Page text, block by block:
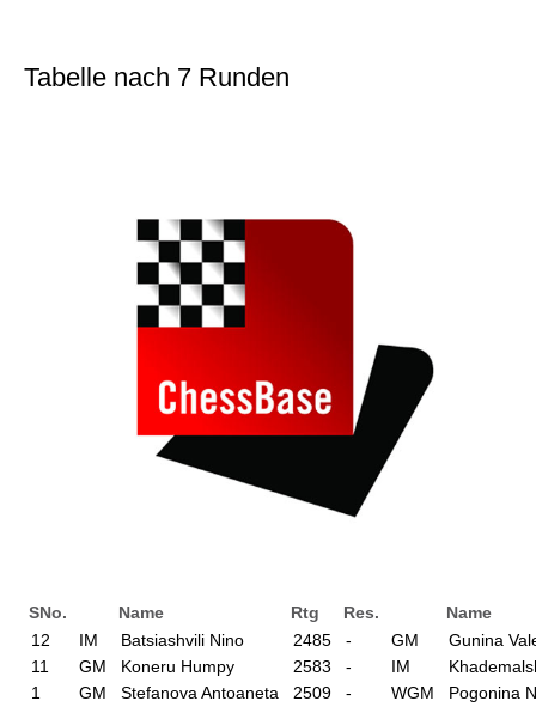
Tabelle nach 7 Runden
SNo. Name Rtg Res.
Name
12
IM Batsiashvili Nino 2485 - GM
Gunina
11
GM Koneru Humpy 2583 - IM
1
GM Stefanova Antoaneta 2509 - WGM
Pogonina